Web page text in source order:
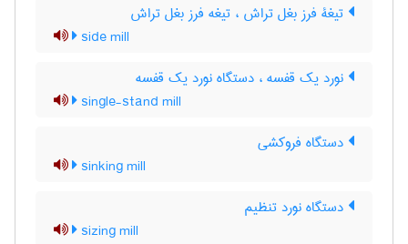
تیغۀ فرز بغل تراش ، تیغه فرز بغل تراش
side mill
نورد یک قفسه ، دستگاه نورد یک قفسه
single-stand mill
دستگاه فروکشی
sinking mill
دستگاه نورد تنظیم
sizing mill